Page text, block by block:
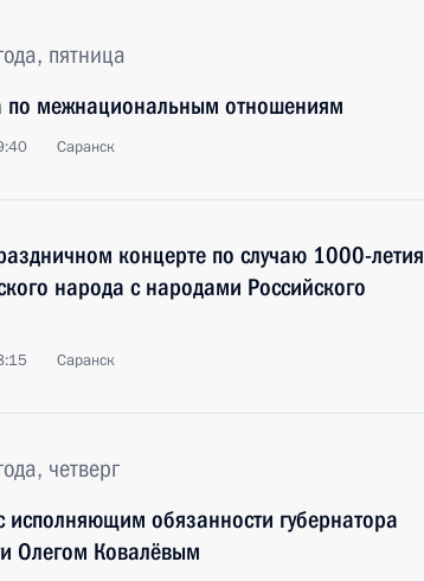
пятница
по межнациональным отношениям
Саранск
концерте по случаю 1000-летия
народа с народами Российского
Саранск
четверг
исполняющим обязанности губернатора
Олегом Ковалёвым